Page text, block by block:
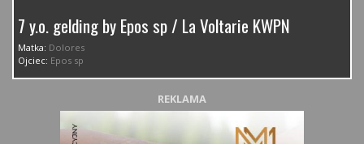
7 y.o. gelding by Epos sp / La Voltarie KWPN
Matka: Dolores
Ojciec: Epos sp
REKLAMA